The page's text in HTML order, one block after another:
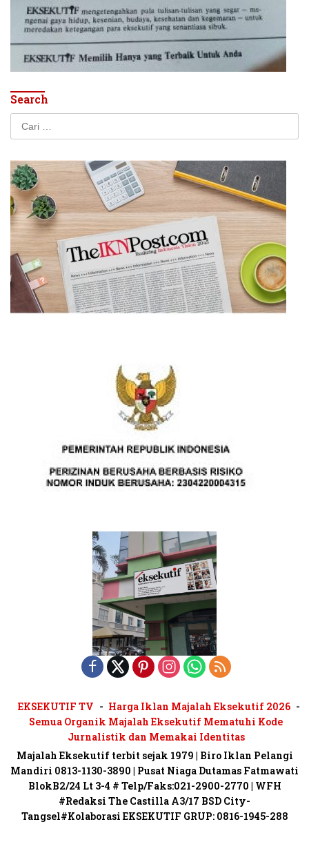
Search
EKSEKUTIF TV
Harga Iklan Majalah Eksekutif 2026
Semua Organik Majalah Eksekutif Mematuhi Kode
Jurnalistik dan Memakai Identitas
Majalah Eksekutif terbit sejak 1979 | Biro Iklan Pelangi
Mandiri 0813-1130-3890 | Pusat Niaga Dutamas Fatmawati
BlokB2/24 Lt 3-4 # Telp/Faks:021-2900-2770 | WFH
#Redaksi The Castilla A3/17 BSD City-
Tangsel#Kolaborasi EKSEKUTIF GRUP: 0816-1945-288